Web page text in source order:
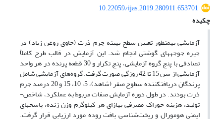
10.22059/ijas.2019.280911.653701
چکیده
آزمایشی به­منظور تعیین سطح بهینه جرم ذرت (حاوی روغن زیاد) در
جیره جوجه­های گوشتی انجام شد. این آزمایش در قالب طرح کاملاً
تصادفی با پنج گروه آزمایشی، پنج تکرار و 30 قطعه پرنده در هر واحد
آزمایشی از سن 15 تا 42 روزگی صورت گرفت. گروه‌های آزمایشی شامل
پرندگان دریافت­کننده سطوح صفر (شاهد)، 5، 10، 15 و 20 درصد جرم
ذرت بودند. در طول دوره آزمایش صفات مربوط به عملکرد، شاخص­
تولید، هزینه خوراک مصرفی به­ازای هر کیلوگرم وزن زنده، پاسخ­های
ایمنی هومورال و ریخت‌شناسی بافت روده مورد ارزیابی قرار گرفت.